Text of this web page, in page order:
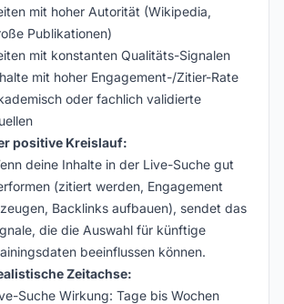
mit hoher Autorität (Wikipedia,
Publikationen)
mit konstanten Qualitäts-Signalen
mit hoher Engagement-/Zitier-Rate
oder fachlich validierte
positive Kreislauf:
deine Inhalte in der Live-Suche gut
(zitiert werden, Engagement
Backlinks aufbauen), sendet das
die die Auswahl für künftige
beeinflussen können.
Zeitachse:
Suche Wirkung: Tage bis Wochen